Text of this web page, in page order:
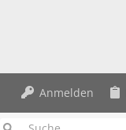
Anmelden